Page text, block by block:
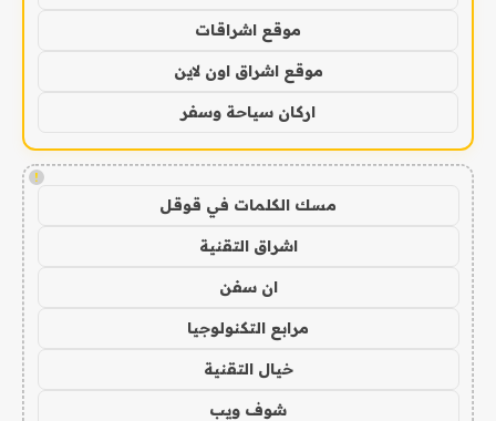
موقع اشراقات
موقع اشراق اون لاين
اركان سياحة وسفر
!
مسك الكلمات في قوقل
اشراق التقنية
ان سفن
مرابع التكنولوجيا
خيال التقنية
شوف ويب